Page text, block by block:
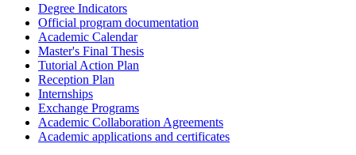
Degree Indicators
Official program documentation
Academic Calendar
Master's Final Thesis
Tutorial Action Plan
Reception Plan
Internships
Exchange Programs
Academic Collaboration Agreements
Academic applications and certificates